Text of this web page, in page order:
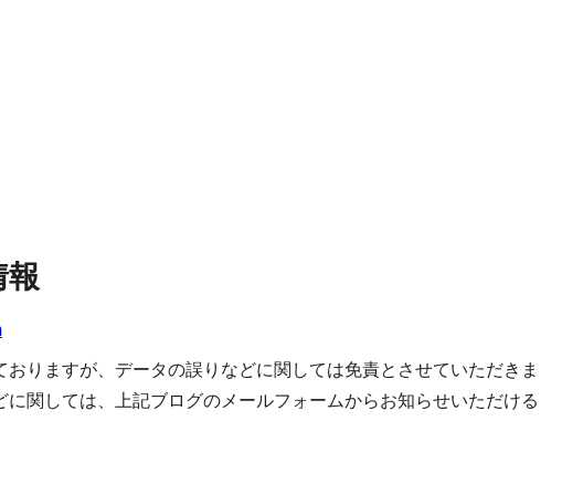
報
おりますが、データの誤りなどに関しては免責とさせていただきま
に関しては、上記ブログのメールフォームからお知らせいただける